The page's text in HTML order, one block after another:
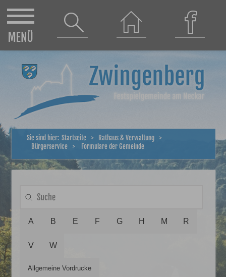
Sie sind hier: Startseite> Rathaus & Verwaltung>
Bürgerservice> Formulare der Gemeinde
A B E F G H M R
V W
Allgemeine Vordrucke